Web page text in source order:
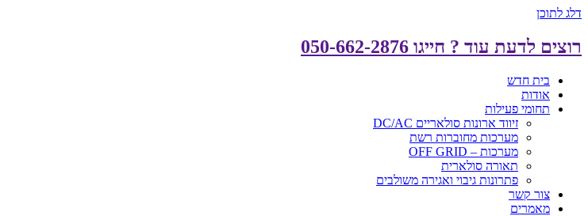
דלג לתוכן
רוצים לדעת עוד ? חייגו 050-662-2876
בית חדש
אודות
תחומי פעילות
זיווד ארונות סולאריים DC/AC
מערכות מחוברות רשת
מערכות – OFF GRID
תאורה סולארית
פתרונות גיבוי ואגירה משולבים
צור קשר
מאמרים